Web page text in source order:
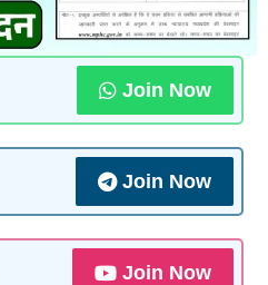
Join Now
Join Now
Join Now